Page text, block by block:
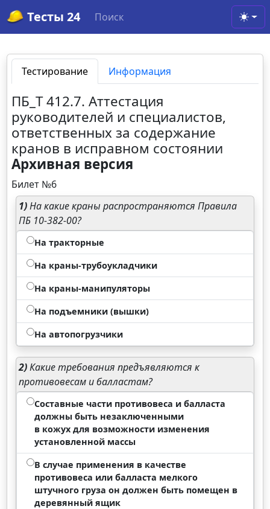
Тесты 24 Поиск
Тестирование Информация
ПБ_Т 412.7. Аттестация
руководителей и специалистов,
ответственных за содержание
кранов в исправном состоянии
Архивная версия
Билет №6
1)На какие краны распространяются Правила
ПБ 10-382-00?
На тракторные
На краны-трубоукладчики
На краны-манипуляторы
На подъемники (вышки)
На автопогрузчики
2)Какие требования предъявляются к
противовесам и балластам?
Составные части противовеса и балласта
должны быть незаключенными
в кожух для возможности изменения
установленной массы
В случае применения в качестве
противовеса или балласта мелкого
штучного груза он должен быть помещен в
деревянный ящик